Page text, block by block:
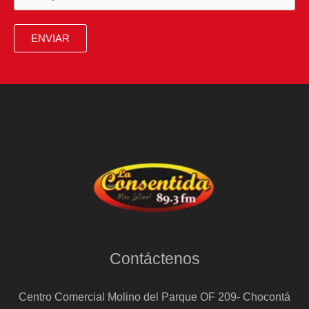
asesinada
de
ENVIAR
Contáctenos
Centro Comercial Molino del Parque OF 209- Chocontá